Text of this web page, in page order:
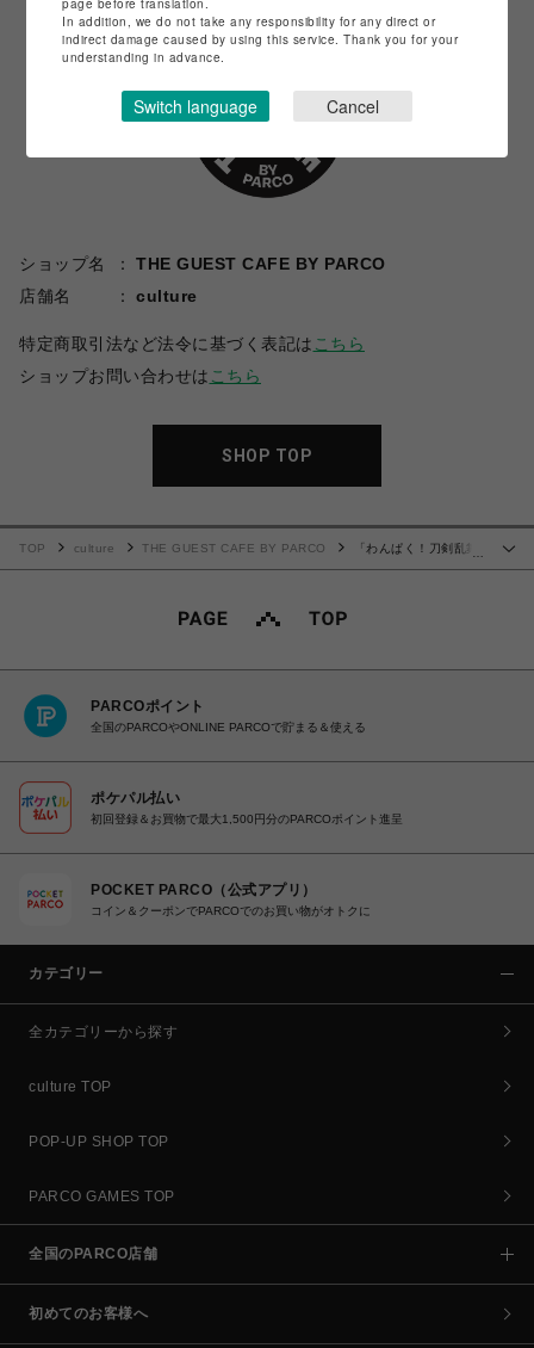
ショップ名
THE GUEST CAFE BY PARCO
店舗名
culture
特定商取引法など法令に基づく表記は こちら
ショップお問い合わせは こちら
SHOP TOP
TOP culture THE GUEST CAFE BY PARCO
「わんぱく！刀剣乱舞
PARCOポイント
全国のPARCOやONLINE PARCOで貯まる＆使える
ポケパル払い
初回登録＆お買物で最大1,500円分のPARCOポイント進呈
POCKET PARCO（公式アプリ）
コイン＆クーポンでPARCOでのお買い物がオトクに
カテゴリー
全カテゴリーから探す
culture TOP
POP-UP SHOP TOP
PARCO GAMES TOP
全国のPARCO店舗
初めてのお客様へ
page before translation.
In addition, we do not take any responsibility for any direct or
indirect damage caused by using this service. Thank you for your
understanding in advance.
Switch language Cancel